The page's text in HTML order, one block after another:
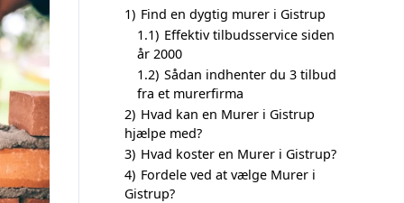
1) Find en dygtig murer i Gistrup
1.1) Effektiv tilbudsservice siden
år 2000
1.2) Sådan indhenter du 3 tilbud
fra et murerfirma
2) Hvad kan en Murer i Gistrup
hjælpe med?
3) Hvad koster en Murer i Gistrup?
4) Fordele ved at vælge Murer i
Gistrup?